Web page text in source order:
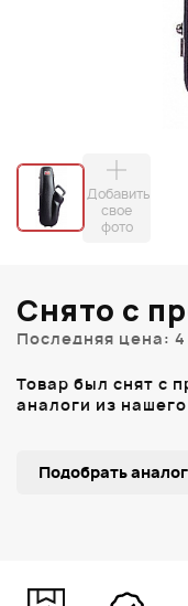
Добавить
свое
фото
Снято с
Последняя цена: 4
Товар был снят с
аналоги из
Подобрать аналог